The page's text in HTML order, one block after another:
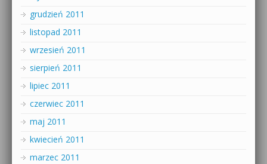
grudzień 2011
listopad 2011
wrzesień 2011
sierpień 2011
lipiec 2011
czerwiec 2011
maj 2011
kwiecień 2011
marzec 2011